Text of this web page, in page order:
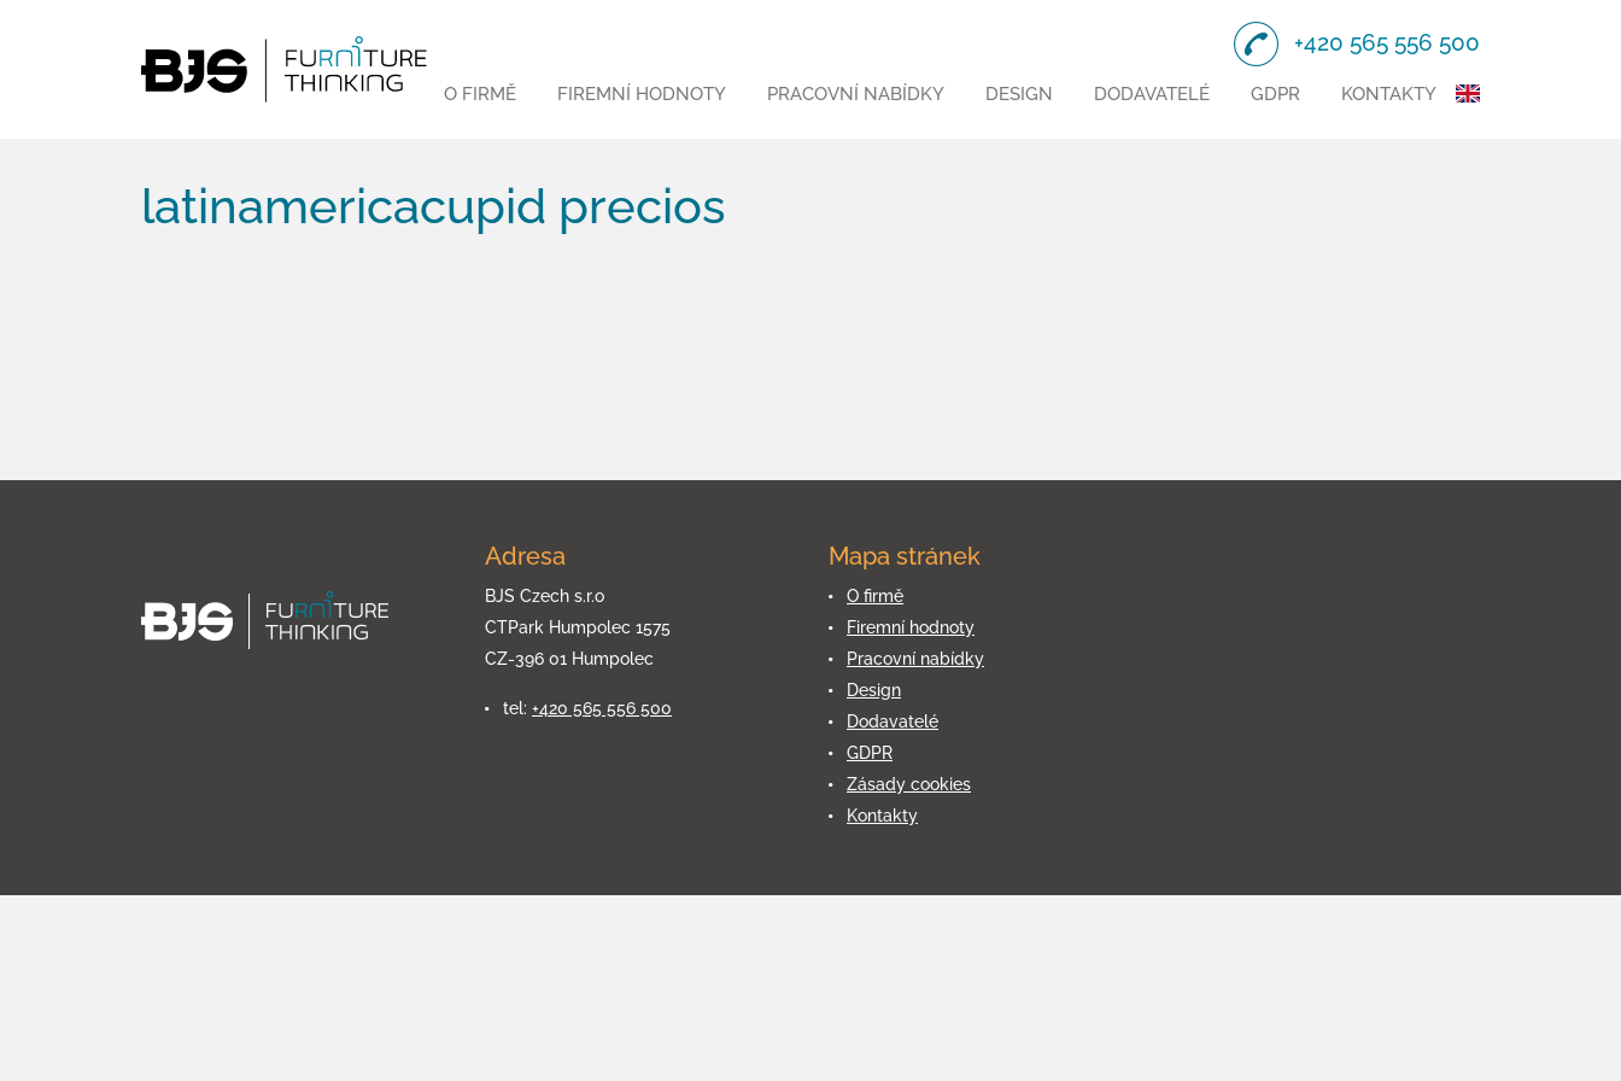
+420 565 556 500
O FIRMĚ FIREMNÍ HODNOTY PRACOVNÍ NABÍDKY DESIGN DODAVATELÉ GDPR KONTAKTY
latinamericacupid precios
Adresa
BJS Czech s.r.o
CTPark Humpolec 1575
CZ-396 01 Humpolec
tel: +420 565 556 500
Mapa stránek
O firmě
Firemní hodnoty
Pracovní nabídky
Design
Dodavatelé
GDPR
Zásady cookies
Kontakty